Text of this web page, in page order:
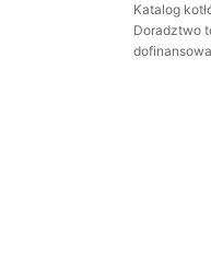
Katalog
Doradztwo